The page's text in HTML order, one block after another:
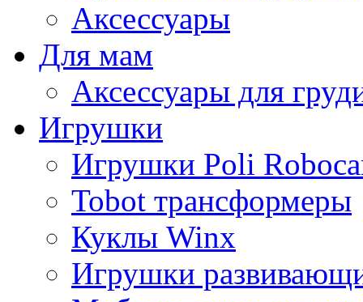
Аксессуары
Для мам
Аксессуары для
Игрушки
Игрушки Poli
Tobot трансформеры
Куклы Winx
Игрушки